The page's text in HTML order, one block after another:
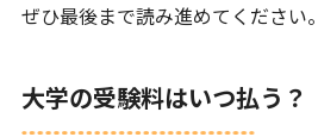
ぜひ最後まで読み進めてください。
大学の受験料はいつ払う？